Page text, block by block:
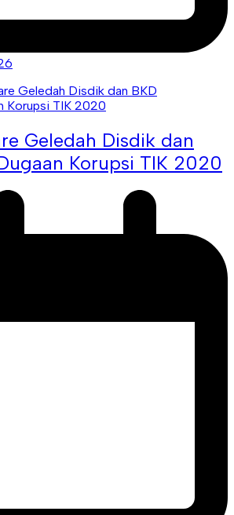
Geledah Disdik dan
Korupsi TIK 2020